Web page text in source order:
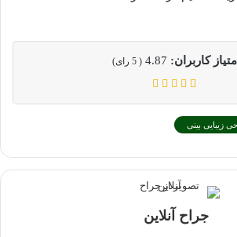
امتیاز کاربران: 4.87
(
5 رای)
زیبایی بینی
جراح آنلاین